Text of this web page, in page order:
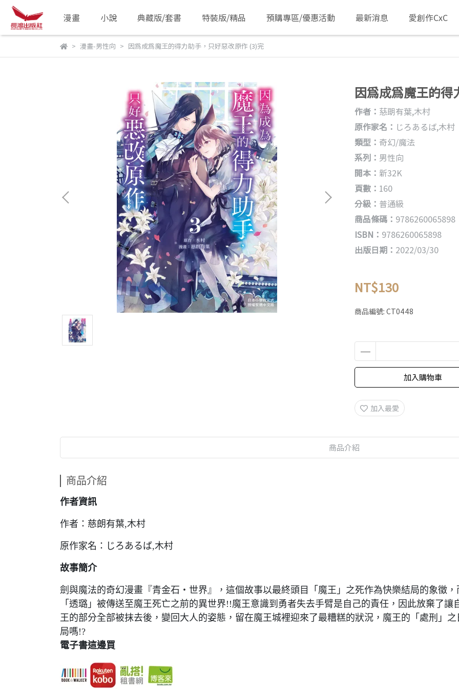
漫畫 小說 典藏版/套書 特裝版/精品 預購專區/優惠活動 最新消息 愛創作CxC
漫畫-男性向 因為成為魔王的得力助手，只好惡改原作 (3)完
因為成為魔王的得
作者： 慈朗有葉,木村
原作家名： じろあるば,木村
類型： 奇幻/魔法
系列： 男性向
開本： 新32K
頁數： 160
分級： 普通級
商品條碼： 9786260065898
ISBN： 9786260065898
出版日期： 2022/03/30
NT$130
商品編號: CT0448
加入購物車
加入最愛
商品介紹
商品介紹
作者資訊
作者：慈朗有葉,木村
原作家名：じろあるば,木村
故事簡介
劍與魔法的奇幻漫畫『青金石‧世界』，這個故事以最終頭目「魔王」之死作為快樂結局的象徵
「透璐」被傳送至魔王死亡之前的異世界!!魔王意識到勇者失去手臂是自己的責任，因此放棄了
王的部分全部被抹去後，變回大人的姿態，留在魔王城裡迎來了最糟糕的狀況，魔王的「處刑」
局嗎!?
電子書這邊買